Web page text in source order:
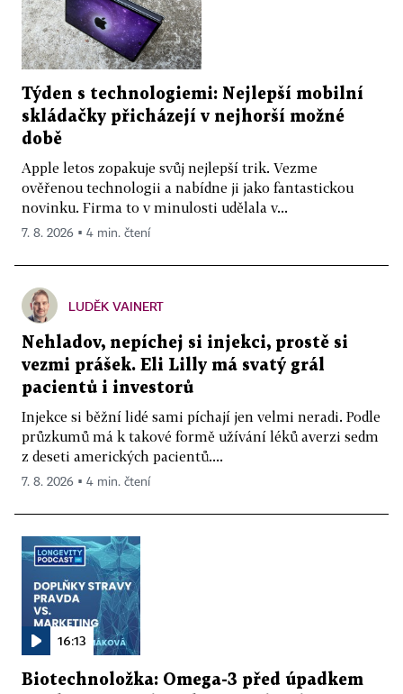
Týden s technologiemi: Nejlepší mobilní
skládačky přicházejí v nejhorší možné
době
Apple letos zopakuje svůj nejlepší trik. Vezme
ověřenou technologii a nabídne ji jako fantastickou
novinku. Firma to v minulosti udělala v...
7. 8. 2026 ▪ 4 min. čtení
LUDĚK VAINERT
Nehladov, nepíchej si injekci, prostě si
vezmi prášek. Eli Lilly má svatý grál
pacientů i investorů
Injekce si běžní lidé sami píchají jen velmi neradi. Podle
průzkumů má k takové formě užívání léků averzi sedm
z deseti amerických pacientů....
7. 8. 2026 ▪ 4 min. čtení
16:13
Biotechnoložka: Omega-3 před úpadkem